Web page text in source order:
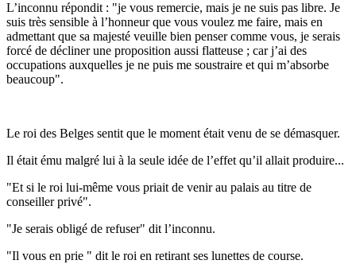
L’inconnu répondit : "je vous remercie, mais je ne suis pas libre. Je
suis très sensible à l’honneur que vous voulez me faire, mais en
admettant que sa majesté veuille bien penser comme vous, je serais
forcé de décliner une proposition aussi flatteuse ; car j’ai des
occupations auxquelles je ne puis me soustraire et qui m’absorbe
beaucoup".
Le roi des Belges sentit que le moment était venu de se démasquer.
Il était ému malgré lui à la seule idée de l’effet qu’il allait produire...
"Et si le roi lui-même vous priait de venir au palais au titre de
conseiller privé".
"Je serais obligé de refuser" dit l’inconnu.
"Il vous en prie " dit le roi en retirant ses lunettes de course.